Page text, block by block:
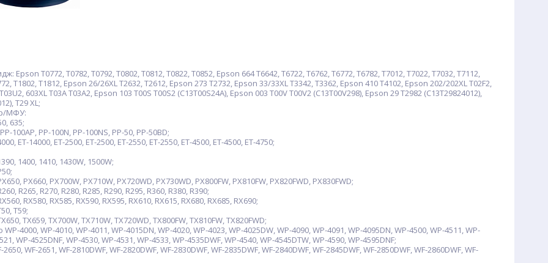
Epson T0772, T0782, T0792, T0802, T0812, T0822, T0852, Epson 664 T6642, T6722, T6762, T6772, T6782, T7012, T7022, T7032, T7112,
T1802, T1812, Epson 26/26XL T2632, T2612, Epson 273 T2732, Epson 33/33XL T3342, T3362, Epson 410 T4102, Epson 202/202XL T02F2,
603XL T03A T03A2, Epson 103 T00S T00S2 (C13T00S24A), Epson 003 T00V T00V2 (C13T00V298), Epson 29 T2982 (C13T29824012),
T29 XL;
МФУ:
635;
100AP, PP-100N, PP-100NS, PP-50, PP-50BD;
ET-14000, ET-2500, ET-2500, ET-2550, ET-2550, ET-4500, ET-4500, ET-4750;
1400, 1410, 1430W, 1500W;
PX660, PX700W, PX710W, PX720WD, PX730WD, PX800FW, PX810FW, PX820FWD, PX830FWD;
R265, R270, R280, R285, R290, R295, R360, R380, R390;
RX580, RX585, RX590, RX595, RX610, RX615, RX680, RX685, RX690;
T59;
TX659, TX700W, TX710W, TX720WD, TX800FW, TX810FW, TX820FWD;
4000, WP-4010, WP-4011, WP-4015DN, WP-4020, WP-4023, WP-4025DW, WP-4090, WP-4091, WP-4095DN, WP-4500, WP-4511, WP-
WP-4525DNF, WP-4530, WP-4531, WP-4533, WP-4535DWF, WP-4540, WP-4545DTW, WP-4590, WP-4595DNF;
WF-2651, WF-2810DWF, WF-2820DWF, WF-2830DWF, WF-2835DWF, WF-2840DWF, WF-2845DWF, WF-2850DWF, WF-2860DWF, WF-